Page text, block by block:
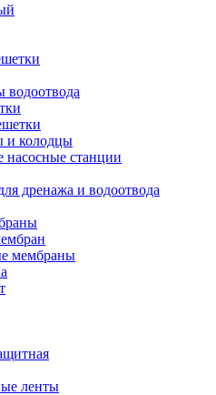
водоотвода
и колодцы
станции
дренажа и водоотвода
мембраны
ленты